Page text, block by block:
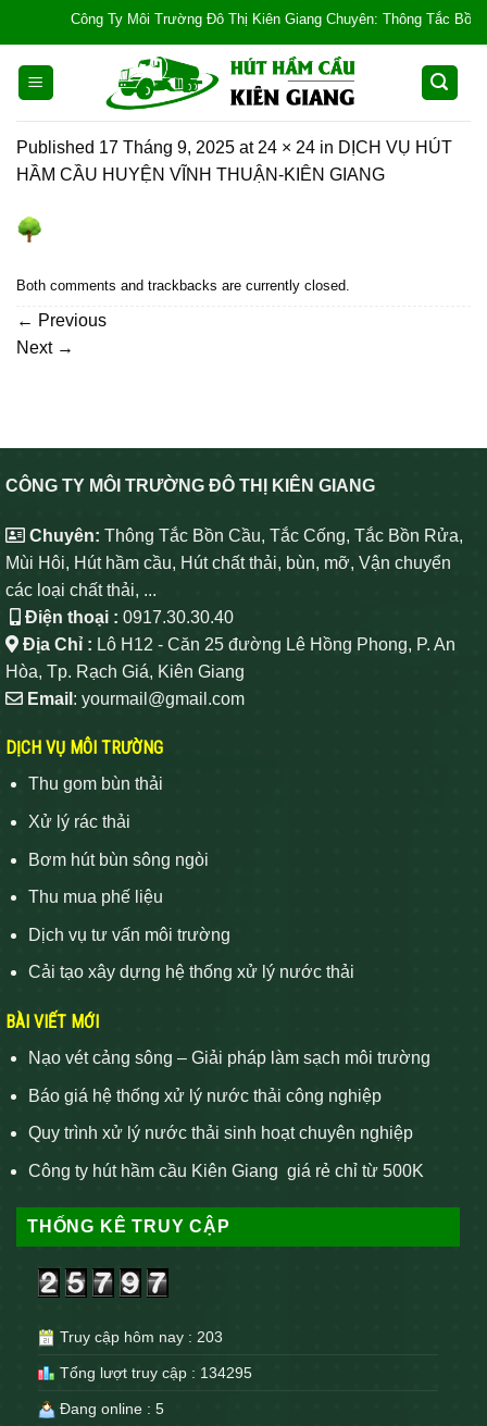
content
Công Ty Môi Trường Đô Thị Kiên Giang Chuyên: Thông Tắc Bồn
Published 17 Tháng 9, 2025 at 24 × 24 in DỊCH VỤ HÚT
HẦM CẦU HUYỆN VĨNH THUẬN-KIÊN GIANG
Both comments and trackbacks are currently closed.
← Previous
Next →
CÔNG TY MÔI TRƯỜNG ĐÔ THỊ KIÊN GIANG
Chuyên: Thông Tắc Bồn Cầu, Tắc Cống, Tắc Bồn Rửa,
Mùi Hôi, Hút hầm cầu, Hút chất thải, bùn, mỡ, Vận chuyển
các loại chất thải, ...
Điện thoại : 0917.30.30.40
Địa Chỉ : Lô H12 - Căn 25 đường Lê Hồng Phong, P. An
Hòa, Tp. Rạch Giá, Kiên Giang
Email : yourmail@gmail.com
DỊCH VỤ MÔI TRƯỜNG
Thu gom bùn thải
Xử lý rác thải
Bơm hút bùn sông ngòi
Thu mua phế liệu
Dịch vụ tư vấn môi trường
Cải tạo xây dựng hệ thống xử lý nước thải
BÀI VIẾT MỚI
Nạo vét cảng sông – Giải pháp làm sạch môi trường
Báo giá hệ thống xử lý nước thải công nghiệp
Quy trình xử lý nước thải sinh hoạt chuyên nghiệp
Công ty hút hầm cầu Kiên Giang giá rẻ chỉ từ 500K
THỐNG KÊ TRUY CẬP
Truy cập hôm nay : 203
Tổng lượt truy cập : 134295
Đang online : 5